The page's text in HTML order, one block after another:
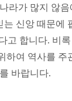
라가 많지 않
신앙 때문에
고 합니다. 비
하여 역사를 주
바랍니다.